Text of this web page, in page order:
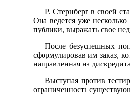
Р. Стернберг в своей
Она ведется уже
публики, выражать свое
После безуспешных
сформулировав им заказ,
направленная на
Выступая против
ограниченность